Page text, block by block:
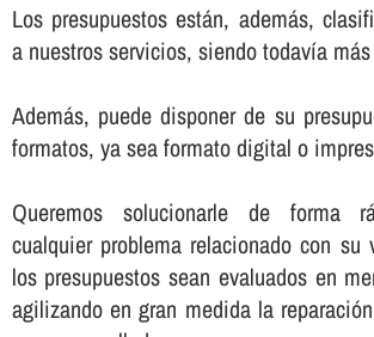
Los presupuestos están, además,
a nuestros servicios, siendo todaví­a
Además, puede disponer de su
formatos, ya sea formato digital o
Queremos solucionarle de forma
cualquier problema relacionado con
los presupuestos sean evaluados en
agilizando en gran medida la